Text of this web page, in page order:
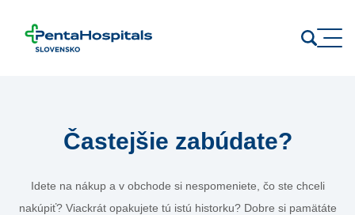
Častejšie zabúdate?
Idete na nákup a v obchode si nespomeniete, čo ste chceli
nakúpiť? Viackrát opakujete tú istú historku? Dobre si pamätáte